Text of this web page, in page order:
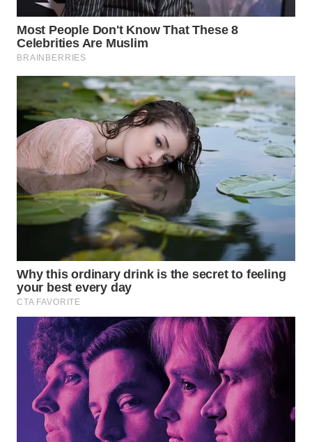
WN
SAMOSIR
WN
PADANG
LAWAS
WN
SUMEDANG
WN
CIANJUR
KEPULAUAN
SERIBU
TANGERANG
WN
BINJAI
WN
CIREBON